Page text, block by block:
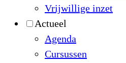
Vrijwillige inzet
Actueel
Agenda
Cursussen